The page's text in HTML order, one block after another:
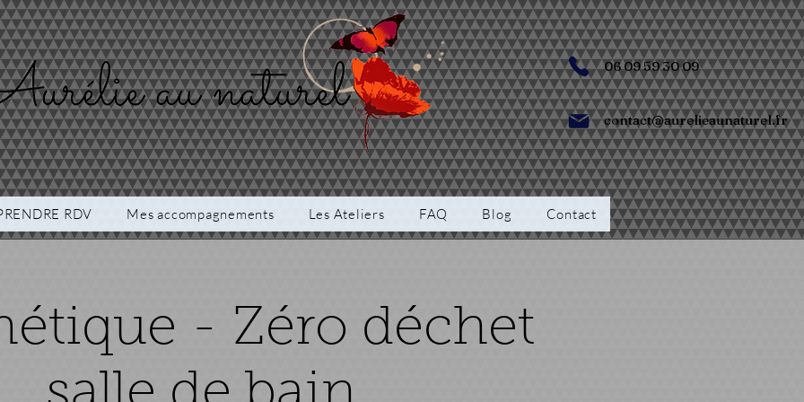
06 09 59 30 09
contact@aurelieaunaturel.fr
RDV Mes accompagnements Les Ateliers FAQ Blog Contact
- Zéro déchet